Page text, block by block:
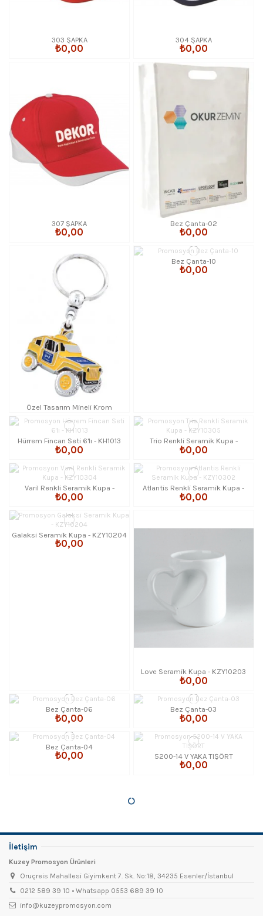
303 ŞAPKA
₺0,00
304 ŞAPKA
₺0,00
307 ŞAPKA
₺0,00
Bez Çanta-02
₺0,00
Özel Tasarım Mineli Krom
Bez Çanta-10
₺0,00
Hürrem Fincan Seti 6'lı - KH1013
₺0,00
Trio Renkli Seramik Kupa -
KZY10305
₺0,00
Varil Renkli Seramik Kupa -
KZY10304
₺0,00
Atlantis Renkli Seramik Kupa -
KZY10302
₺0,00
Galaksi Seramik Kupa - KZY10204
₺0,00
Love Seramik Kupa - KZY10203
₺0,00
Bez Çanta-06
₺0,00
Bez Çanta-03
₺0,00
Bez Çanta-04
₺0,00 5200-14 V YAKA TIŞÖRT
₺0,00
İletişim
Kuzey Promosyon Ürünleri
Oruçreis Mahallesi Giyimkent 7. Sk. No:18, 34235 Esenler/İstanbul
0212 589 39 10 • Whatsapp 0553 689 39 10
info@kuzeypromosyon.com